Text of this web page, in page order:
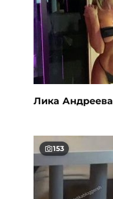
Лика Андреева
153